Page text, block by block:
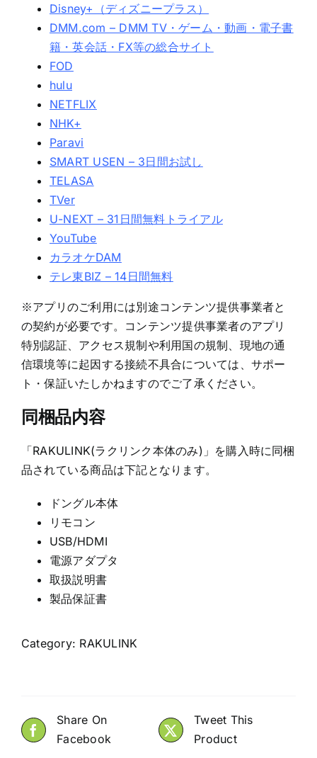
Disney+（ディズニープラス）
DMM.com – DMM TV・ゲーム・動画・電子書
籍・英会話・FX等の総合サイト
FOD
hulu
NETFLIX
NHK+
Paravi
SMART USEN – 3日間お試し
TELASA
TVer
U-NEXT – 31日間無料トライアル
YouTube
カラオケDAM
テレ東BIZ – 14日間無料
※アプリのご利用には別途コンテンツ提供事業者と
の契約が必要です。コンテンツ提供事業者のアプリ
特別認証、アクセス規制や利用国の規制、現地の通
信環境等に起因する接続不具合については、サポー
ト・保証いたしかねますのでご了承ください。
同梱品内容
「RAKULINK(ラクリンク本体のみ)」を購入時に同梱
品されている商品は下記となります。
ドングル本体
リモコン
USB/HDMI
電源アダプタ
取扱説明書
製品保証書
Category: RAKULINK
Share On
Facebook
Tweet This
Product